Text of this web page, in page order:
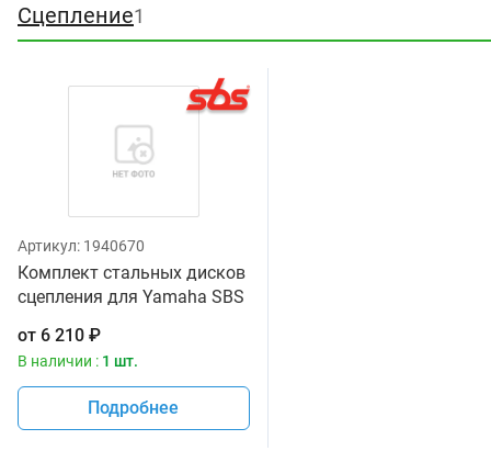
Сцепление1
Артикул: 1940670
Комплект стальных дисков
сцепления для Yamaha SBS
от 6 210 ₽
В наличии : 1 шт.
Подробнее